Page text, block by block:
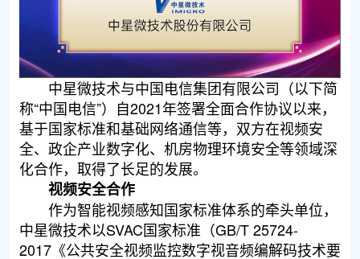
中星微技术与中国电信集团有限公司（以下简
称“中国电信”）自2021年签署全面合作协议以来，
基于国家标准和基础网络通信等，双方在视频安
全、政企产业数字化、机房物理环境安全等领域深
化合作，取得了长足的发展。
视频安全合作
作为智能视频感知国家标准体系的牵头单位，
中星微技术以SVAC国家标准（GB/T 25724-
2017《公共安全视频监控数字视音频编解码技术要